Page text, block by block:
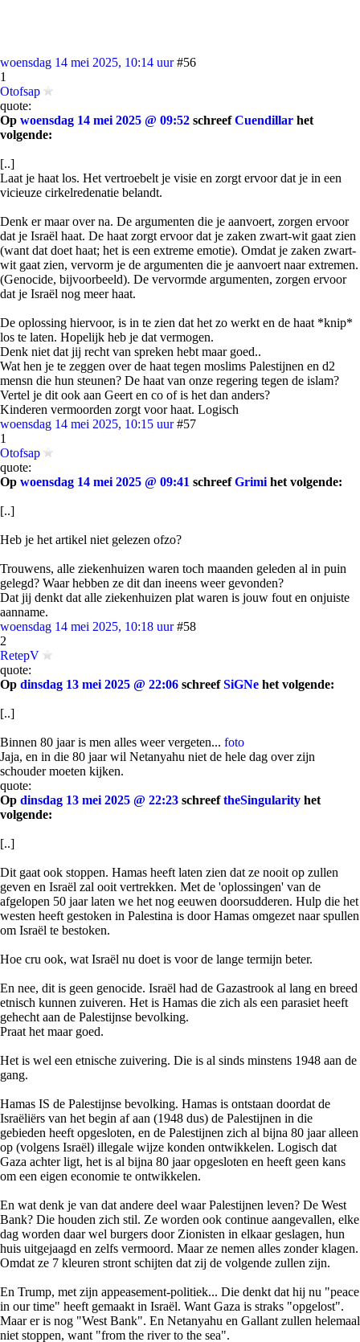
woensdag 14 mei 2025, 10:14 uur #56
1
Otofsap
quote:
Op woensdag 14 mei 2025 @ 09:52 schreefCuendillar het
volgende:
[..]
Laat je haat los. Het vertroebelt je visie en zorgt ervoor dat je in een
vicieuze cirkelredenatie belandt.
Denk er maar over na. De argumenten die je aanvoert, zorgen ervoor
dat je Israël haat. De haat zorgt ervoor dat je zaken zwart-wit gaat zien
(want dat doet haat; het is een extreme emotie). Omdat je zaken zwart-
wit gaat zien, vervorm je de argumenten die je aanvoert naar extremen.
(Genocide, bijvoorbeeld). De vervormde argumenten, zorgen ervoor
dat je Israël nog meer haat.
De oplossing hiervoor, is in te zien dat het zo werkt en de haat *knip*
los te laten. Hopelijk heb je dat vermogen.
Denk niet dat jij recht van spreken hebt maar goed..
Wat hen je te zeggen over de haat tegen moslims Palestijnen en d2
mensn die hun steunen? De haat van onze regering tegen de islam?
Vertel je dit ook aan Geert en co of is het dan anders?
Kinderen vermoorden zorgt voor haat. Logisch
woensdag 14 mei 2025, 10:15 uur #57
1
Otofsap
quote:
Op woensdag 14 mei 2025 @ 09:41 schreefGrimi het volgende:
[..]
Heb je het artikel niet gelezen ofzo?
Trouwens, alle ziekenhuizen waren toch maanden geleden al in puin
gelegd? Waar hebben ze dit dan ineens weer gevonden?
Dat jij denkt dat alle ziekenhuizen plat waren is jouw fout en onjuiste
aanname.
woensdag 14 mei 2025, 10:18 uur #58
2
RetepV
quote:
Op dinsdag 13 mei 2025 @ 22:06 schreefSiGNe het volgende:
[..]
Binnen 80 jaar is men alles weer vergeten... foto
Jaja, en in die 80 jaar wil Netanyahu niet de hele dag over zijn
schouder moeten kijken.
quote:
Op dinsdag 13 mei 2025 @ 22:23 schreeftheSingularity het
volgende:
[..]
Dit gaat ook stoppen. Hamas heeft laten zien dat ze nooit op zullen
geven en Israël zal ooit vertrekken. Met de 'oplossingen' van de
afgelopen 50 jaar laten we het nog eeuwen doorsudderen. Hulp die het
westen heeft gestoken in Palestina is door Hamas omgezet naar spullen
om Israël te bestoken.
Hoe cru ook, wat Israël nu doet is voor de lange termijn beter.
En nee, dit is geen genocide. Israël had de Gazastrook al lang en breed
etnisch kunnen zuiveren. Het is Hamas die zich als een parasiet heeft
gehecht aan de Palestijnse bevolking.
Praat het maar goed.
Het is wel een etnische zuivering. Die is al sinds minstens 1948 aan de
gang.
Hamas IS de Palestijnse bevolking. Hamas is ontstaan doordat de
Israëliërs van het begin af aan (1948 dus) de Palestijnen in die
gebieden heeft opgesloten, en de Palestijnen zich al bijna 80 jaar alleen
op (volgens Israël) illegale wijze konden ontwikkelen. Logisch dat
Gaza achter ligt, het is al bijna 80 jaar opgesloten en heeft geen kans
om een eigen economie te ontwikkelen.
En wat denk je van dat andere deel waar Palestijnen leven? De West
Bank? Die houden zich stil. Ze worden ook continue aangevallen, elke
dag worden daar wel burgers door Zionisten in elkaar geslagen, hun
huis uitgejaagd en zelfs vermoord. Maar ze nemen alles zonder klagen.
Omdat ze 7 kleuren stront schijten dat zij de volgende zullen zijn.
En Trump, met zijn appeasement-politiek... Die denkt dat hij nu "peace
in our time" heeft gemaakt in Israël. Want Gaza is straks "opgelost".
Maar er is nog "West Bank". En Netanyahu en Gallant zullen helemaal
niet stoppen, want "from the river to the sea".